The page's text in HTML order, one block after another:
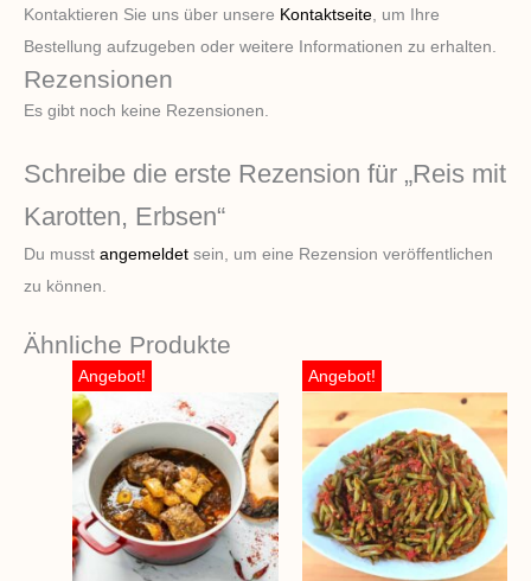
Kontaktieren Sie uns über unsere Kontaktseite, um Ihre
Bestellung aufzugeben oder weitere Informationen zu erhalten.
Rezensionen
Es gibt noch keine Rezensionen.
Schreibe die erste Rezension für „Reis mit
Karotten, Erbsen“
Du musst angemeldet sein, um eine Rezension veröffentlichen
zu können.
Ähnliche Produkte
Angebot!Ursprünglicher
Preis
€17,50
ist:
€15,50.
Angebot!Ursprünglicher
Preis
€12,30
ist:
€11,30.